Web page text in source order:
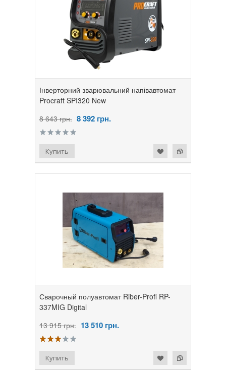
Інверторний зварювальний напівавтомат
Procraft SPI320 New
8 643 грн. 8 392 грн.
Сварочный полуавтомат Riber-Profi RP-
337MIG Digital
13 915 грн. 13 510 грн.